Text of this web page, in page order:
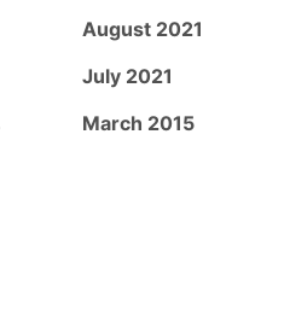
August 2021
July 2021
March 2015